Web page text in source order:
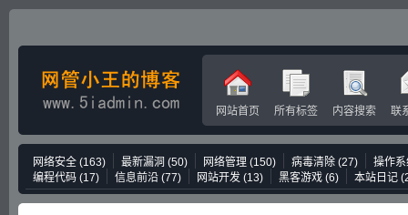
网站首页 所有标签 内容搜索 联
网络安全 (163) 最新漏洞 (50) 网络管理 (150) 病毒清除 (27)
操作
编程代码 (17) 信息前沿 (77) 网站开发 (13) 黑客游戏 (6) 本站日记